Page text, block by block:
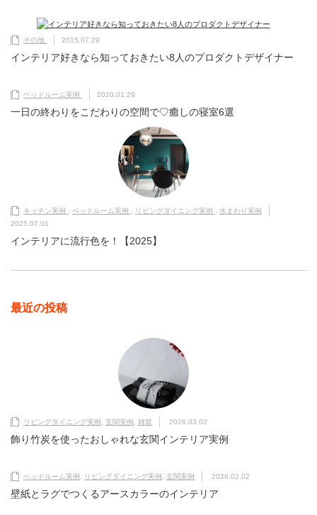
その他 2015.07.29
インテリア好きなら知っておきたい8人のプロダクトデザイナー
ベッドルーム実例 2020.01.29
一日の終わりをこだわりの空間で♡癒しの寝室6選
キッチン実例 ベッドルーム実例 リビングダイニング実例
水まわり実例
2025.07.01
インテリアに流行色を！【2025】
最近の投稿
リビングダイニング実例 玄関実例 雑貨 2026.03.02
飾り竹炭を使ったおしゃれな玄関インテリア実例
ベッドルーム実例 リビングダイニング実例 玄関実例 2026.02.02
壁紙とラグでつくるアースカラーのインテリア